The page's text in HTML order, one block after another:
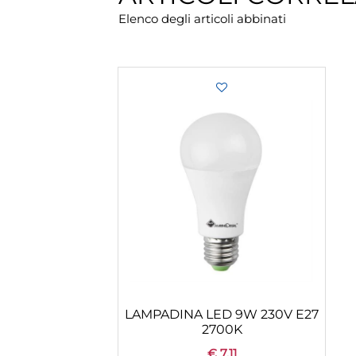
Elenco degli articoli abbinati
LAMPADINA LED 9W 230V E27
2700K